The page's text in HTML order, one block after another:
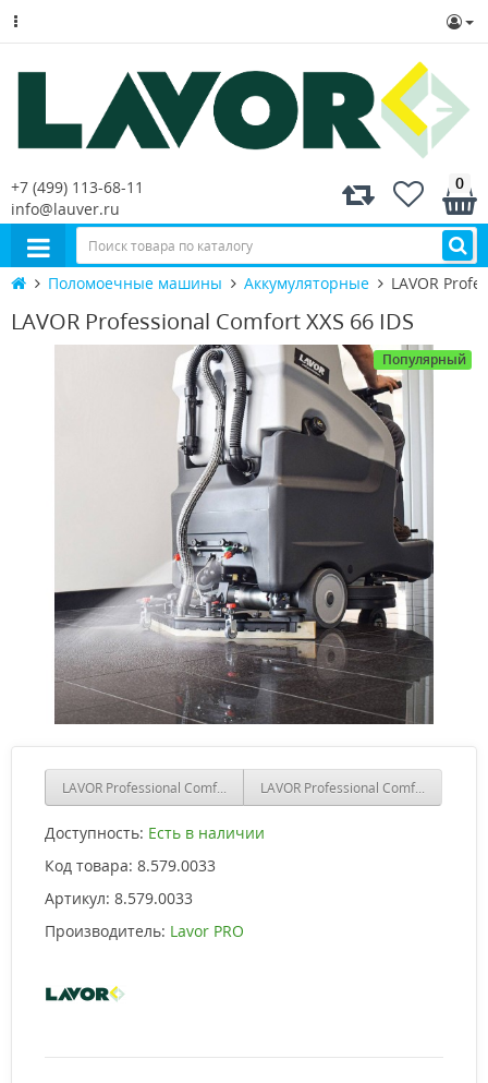
+7 (499) 113-68-11
info@lauver.ru
0
Поломоечные машины Аккумуляторные LAVOR
LAVOR Professional Comfort XXS 66 IDS
Популярный
LAVOR Professional Comfort XS-R 85 EssentialLAVOR Professional Comfort XS-R 75
Доступность: Есть в наличии
Код товара: 8.579.0033
Артикул: 8.579.0033
Производитель: Lavor PRO